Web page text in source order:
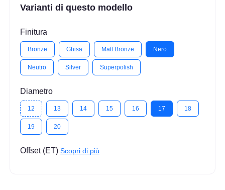
Varianti di questo modello
Finitura
Bronze Ghisa Matt Bronze Nero
Neutro Silver Superpolish
Diametro
12 13 14 15 16 17 18
19 20
Offset (ET)Scopri di più